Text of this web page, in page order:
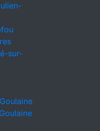
sur-